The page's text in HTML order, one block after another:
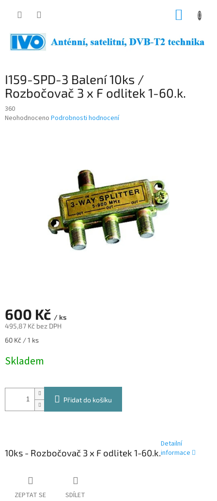
I159-SPD-3 Balení 10ks /
Rozbočovač 3 x F odlitek 1-60.k.
360
Průměrné
Neohodnoceno Podrobnosti hodnocení
600 Kč / ks
495,87 Kč bez DPH
Měrná
60 Kč / 1 ks
Skladem
Přidat do košíku
10ks - Rozbočovač 3 x F odlitek 1-60.k.
Detailní
informace
ZEPTAT SE SDÍLET